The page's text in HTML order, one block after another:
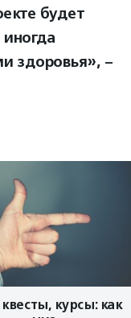
будет
здоровья», –
курсы: как